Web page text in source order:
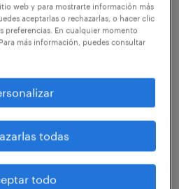
(pp) menos que el
más dispuestos en
condiciones son el
seguido por Estados
(61%). Con respecto
Brasil (54%)
lugar de la tabla,
el ranking Chile y
web y para mostrarte información más
aceptarlas o rechazarlas, o hacer clic
preferencias. En cualquier momento
más información, puedes consultar
todas
todo